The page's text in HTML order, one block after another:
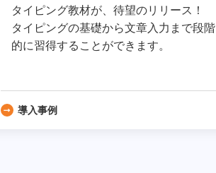
タイピング教材が、待望のリリース！
タイピングの基礎から文章入力まで段階
的に習得することができます。
導入事例